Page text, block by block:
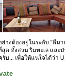
างต้องอยู่ในระดับ "ดีมา
ด ทั้งสวน ริมทะเล และ
บ... เพื่อให้แน่ใจได้ว่า